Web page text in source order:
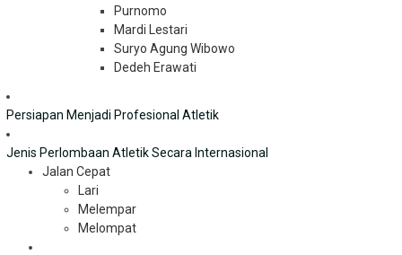
Purnomo
Mardi Lestari
Suryo Agung Wibowo
Dedeh Erawati
Persiapan Menjadi Profesional Atletik
Jenis Perlombaan Atletik Secara Internasional
Jalan Cepat
Lari
Melempar
Melompat